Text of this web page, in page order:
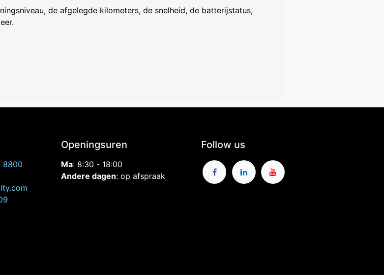
de afgelegde kilometers, de snelheid, de batterijstatus,
8800
Openingsuren
Ma: 8:30 - 18:00
Andere dagen: op afspraak
Follow us